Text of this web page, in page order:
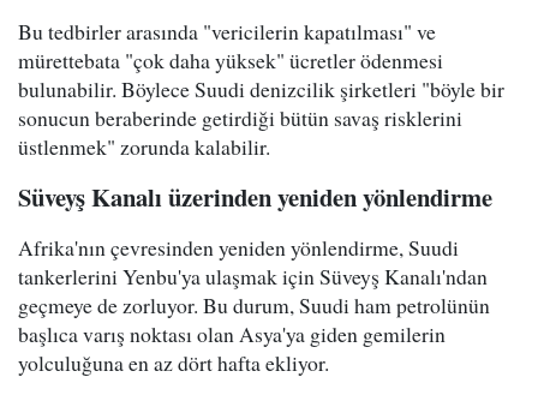
Bu tedbirler arasında "vericilerin kapatılması" ve
mürettebata "çok daha yüksek" ücretler ödenmesi
bulunabilir. Böylece Suudi denizcilik şirketleri "böyle bir
sonucun beraberinde getirdiği bütün savaş risklerini
üstlenmek" zorunda kalabilir.
Süveyş Kanalı üzerinden yeniden yönlendirme
Afrika'nın çevresinden yeniden yönlendirme, Suudi
tankerlerini Yenbu'ya ulaşmak için Süveyş Kanalı'ndan
geçmeye de zorluyor. Bu durum, Suudi ham petrolünün
başlıca varış noktası olan Asya'ya giden gemilerin
yolculuğuna en az dört hafta ekliyor.